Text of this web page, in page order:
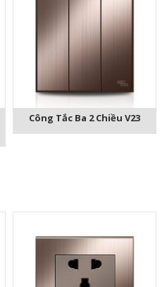
Công Tắc Ba 2 Chiều V23